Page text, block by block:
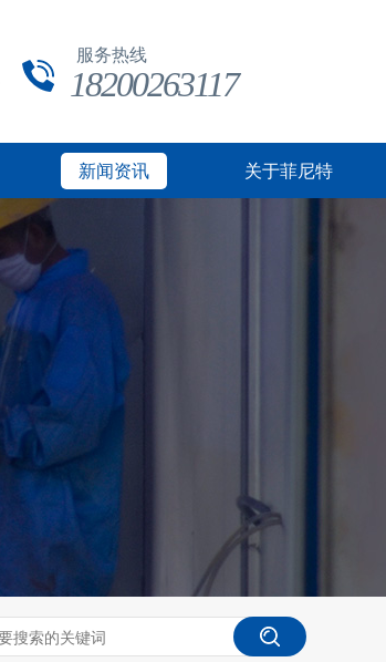
服务热线
18200263117
新闻资讯 关于菲尼特